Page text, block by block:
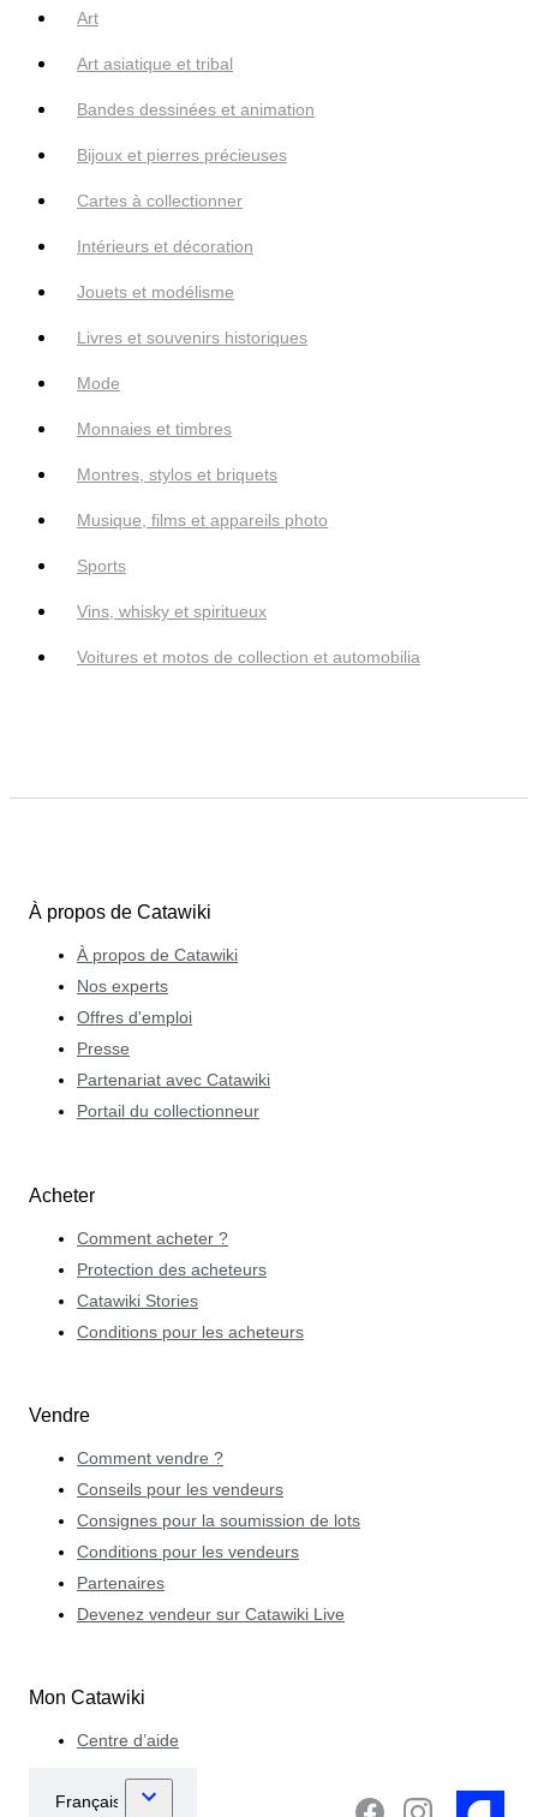
Art
Art asiatique et tribal
Bandes dessinées et animation
Bijoux et pierres précieuses
Cartes à collectionner
Intérieurs et décoration
Jouets et modélisme
Livres et souvenirs historiques
Mode
Monnaies et timbres
Montres, stylos et briquets
Musique, films et appareils photo
Sports
Vins, whisky et spiritueux
Voitures et motos de collection et automobilia
À propos de Catawiki
À propos de Catawiki
Nos experts
Offres d'emploi
Presse
Partenariat avec Catawiki
Portail du collectionneur
Acheter
Comment acheter ?
Protection des acheteurs
Catawiki Stories
Conditions pour les acheteurs
Vendre
Comment vendre ?
Conseils pour les vendeurs
Consignes pour la soumission de lots
Conditions pour les vendeurs
Partenaires
Devenez vendeur sur Catawiki Live
Mon Catawiki
Centre d’aide